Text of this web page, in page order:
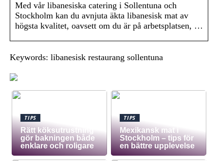
Med vår libanesiska catering i Sollentuna och
Stockholm kan du avnjuta äkta libanesisk mat av
högsta kvalitet, oavsett om du är på arbetsplatsen, …
Keywords: libanesisk restaurang sollentuna
TIPS
Rätt köksutrustning
gör bakningen både
enklare och roligare
TIPS
Mexikansk mat i
Stockholm – tips för
en bättre upplevelse